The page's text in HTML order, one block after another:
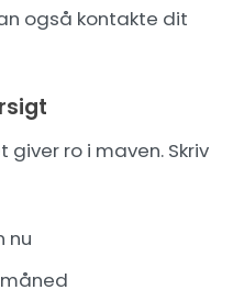
også kontakte dit
ro i maven. Skriv
nu